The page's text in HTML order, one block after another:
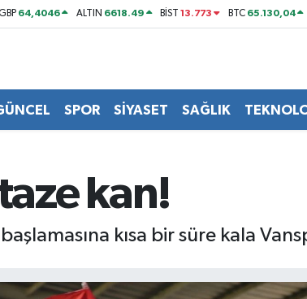
64,4046 ALTIN 6618.49 BİST13.773 BTC 65.130,04
SPOR SİYASET SAĞLIK
kan!
kısa bir süre kala